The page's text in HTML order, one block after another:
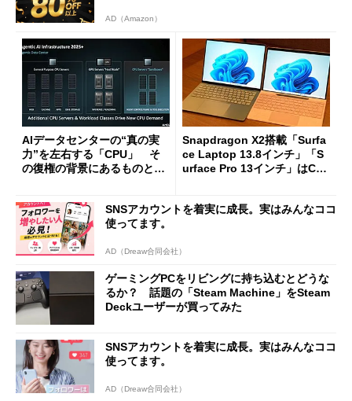
AD（Amazon）
AIデータセンターの“真の実
力”を左右する「CPU」 そ
の復権の背景にあるものと
Snapdragon X2搭載「Surfa
ce Laptop 13.8インチ」「S
urface Pro 13インチ」はCop
た
SNSアカウントを着実に成長。実はみんなココ
使ってます。
AD（Dreaw合同会社）
ゲーミングPCをリビングに持ち込むとどうな
るか？ 話題の「Steam Machine」をSteam
Deckユーザーが買ってみた
SNSアカウントを着実に成長。実はみんなココ
使ってます。
AD（Dreaw合同会社）